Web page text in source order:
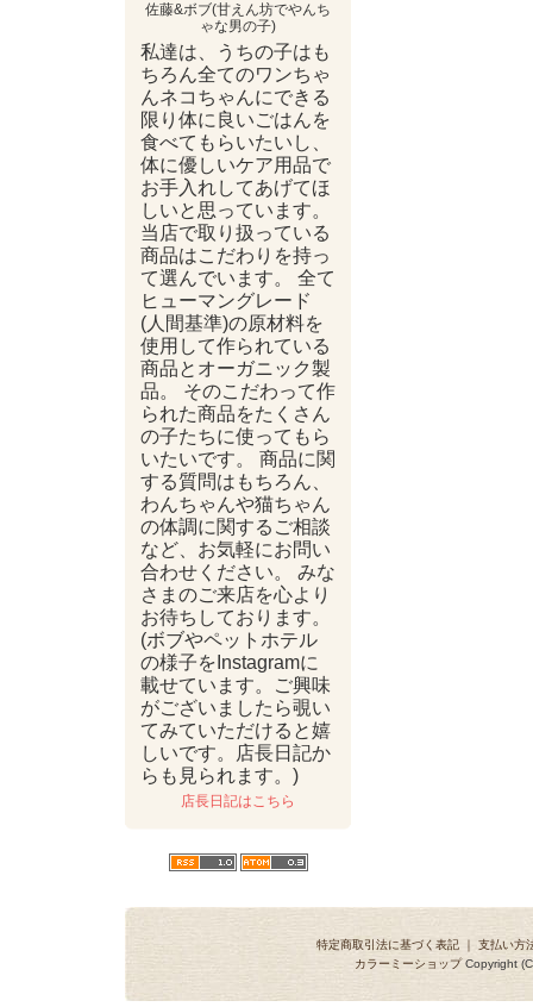
佐藤&ボブ(甘えん坊でやんち
ゃな男の子)
私達は、うちの子はも
ちろん全てのワンちゃ
んネコちゃんにできる
限り体に良いごはんを
食べてもらいたいし、
体に優しいケア用品で
お手入れしてあげてほ
しいと思っています。
当店で取り扱っている
商品はこだわりを持っ
て選んでいます。 全て
ヒューマングレード
(人間基準)の原材料を
使用して作られている
商品とオーガニック製
品。 そのこだわって作
られた商品をたくさん
の子たちに使ってもら
いたいです。 商品に関
する質問はもちろん、
わんちゃんや猫ちゃん
の体調に関するご相談
など、お気軽にお問い
合わせください。 みな
さまのご来店を心より
お待ちしております。
(ボブやペットホテル
の様子をInstagramに
載せています。ご興味
がございましたら覗い
てみていただけると嬉
しいです。店長日記か
らも見られます。)
店長日記はこちら
特定商取引法に基づく表記 ｜ 支払い方
カラーミーショップCopyright